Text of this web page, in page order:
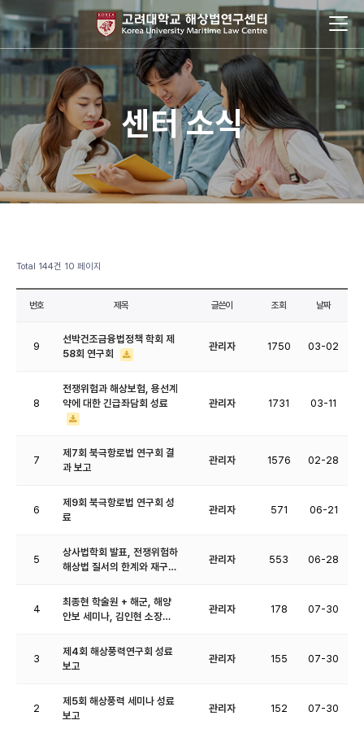
센터 소식
Total 144건 10 페이지
번호 제목 글쓴이 조회 날짜
9
선박건조금융법정책 학회 제
58회 연구회
관리자 1750 03-02
8
전쟁위험과 해상보험, 용선계
약에 대한 긴급좌담회 성료
관리자 1731 03-11
7
제7회 북극항로법 연구회 결
과 보고
관리자 1576 02-28
6
제9회 북극항로법 연구회 성
료
관리자 571 06-21
5
상사법학회 발표, 전쟁위험하
해상법 질서의 한계와 재구…
관리자 553 06-28
4
최종현 학술원 + 해군, 해양
안보 세미나, 김인현 소장…
관리자 178 07-30
3
제4회 해상풍력연구회 성료
보고
관리자 155 07-30
2
제5회 해상풍력 세미나 성료
보고
관리자 152 07-30